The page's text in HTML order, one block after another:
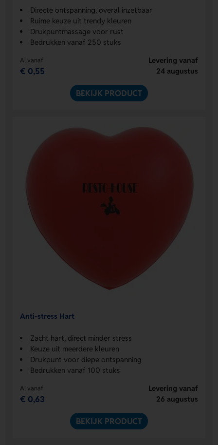
Directe ontspanning, overal inzetbaar
Ruime keuze uit trendy kleuren
Drukpuntmassage voor rust
Bedrukken vanaf 250 stuks
Al vanaf
€ 0,55
Levering vanaf
24 augustus
BEKIJK PRODUCT
Anti-stress Hart
Zacht hart, direct minder stress
Keuze uit meerdere kleuren
Drukpunt voor diepe ontspanning
Bedrukken vanaf 100 stuks
Al vanaf
€ 0,63
Levering vanaf
26 augustus
BEKIJK PRODUCT